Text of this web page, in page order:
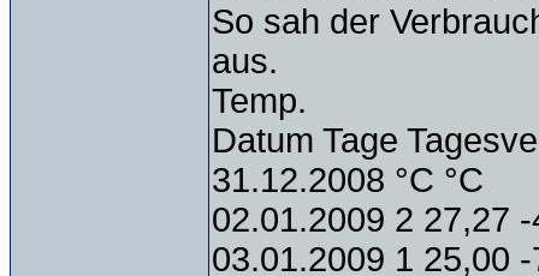
So sah der
aus.
Temp.
Datum Tage
31.12.2008 °C °C
02.01.2009 2 27,27
03.01.2009 1 25,00